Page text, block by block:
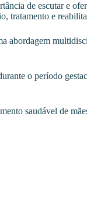
de escutar e
tratamento e
abordagem
o período
saudável de